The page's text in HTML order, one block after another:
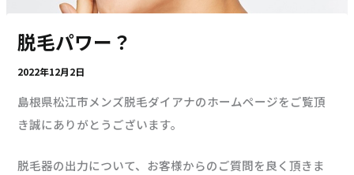
脱毛パワー？
2022年12月2日
島根県松江市メンズ脱毛ダイアナのホームページをご覧頂
き誠にありがとうございます。
脱毛器の出力について、お客様からのご質問を良く頂きま